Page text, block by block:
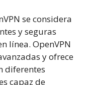
se considera
y seguras
línea. OpenVPN
y ofrece
diferentes
capaz de